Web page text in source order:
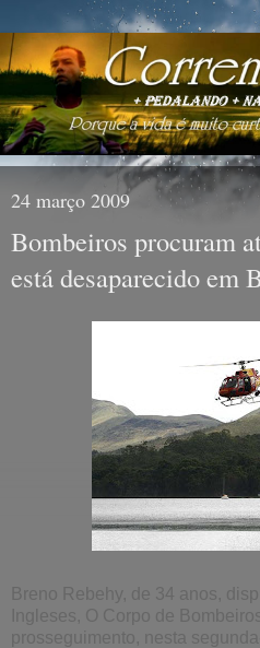
24 março 2009
Bombeiros procuram
está desaparecido em
Breno Rebehy, de 34 anos,
Ingleses, O Corpo de
prosseguimento, nesta